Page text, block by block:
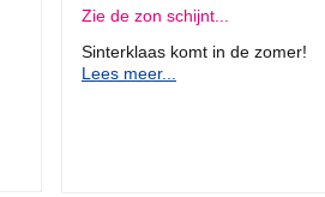
Zie de zon schijnt...
Sinterklaas komt in de zomer!
Lees meer...